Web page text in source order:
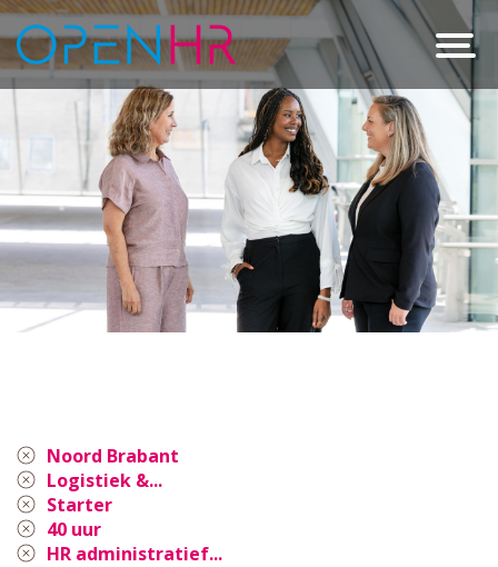
Noord Brabant
Logistiek &...
Starter
40 uur
HR administratief...